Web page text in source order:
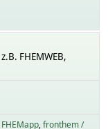
FHEMWEB,
FHEMapp fronthem /